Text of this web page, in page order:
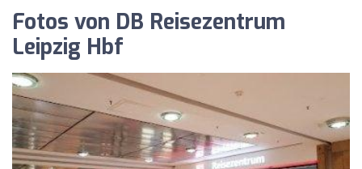
Fotos von DB Reisezentrum
Leipzig Hbf